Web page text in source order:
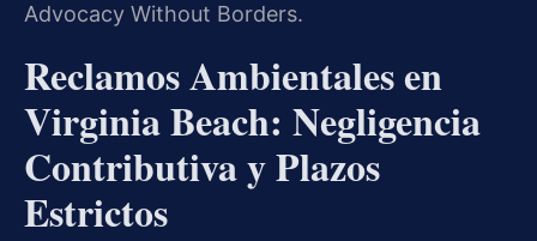
Advocacy Without Borders.
Reclamos Ambientales en
Virginia Beach: Negligencia
Contributiva y Plazos
Estrictos